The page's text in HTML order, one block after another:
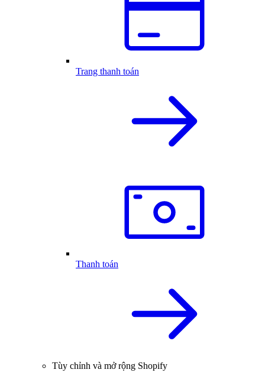
Trang thanh toán
Thanh toán
Tùy chỉnh và mở rộng Shopify